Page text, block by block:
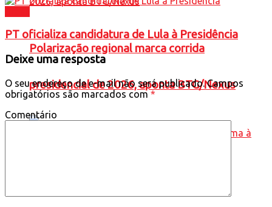
Polarização regional marca corrida
presidencial de 2026, aponta BTG/Nexus
PT oficializa candidatura de Lula à Presidência
Deixe uma resposta
O seu endereço de e-mail não será publicado.Campos
obrigatórios são marcados com *
Comentário